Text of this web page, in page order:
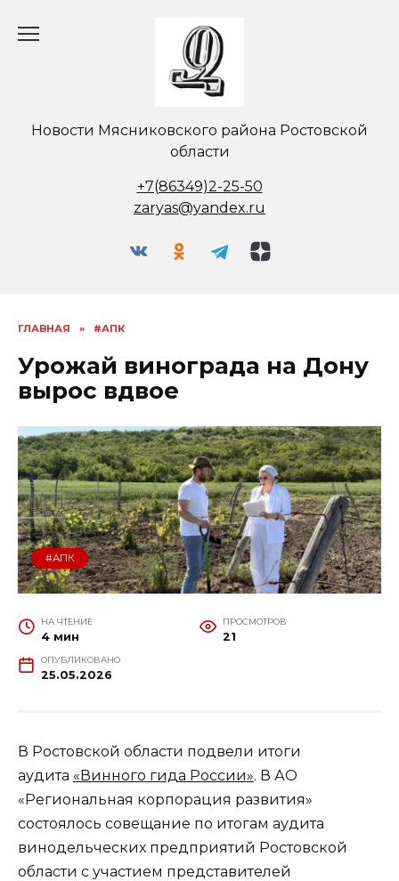
Новости Мясниковского района Ростовской
области
+7(86349)2-25-50
zaryas@yandex.ru
ГЛАВНАЯ » #АПК
Урожай винограда на Дону
вырос вдвое
#АПК
НА ЧТЕНИЕ
4 мин
ПРОСМОТРОВ
21
ОПУБЛИКОВАНО
25.05.2026
В Ростовской области подвели итоги
аудита «Винного гида России». В АО
«Региональная корпорация развития»
состоялось совещание по итогам аудита
винодельческих предприятий Ростовской
области с участием представителей